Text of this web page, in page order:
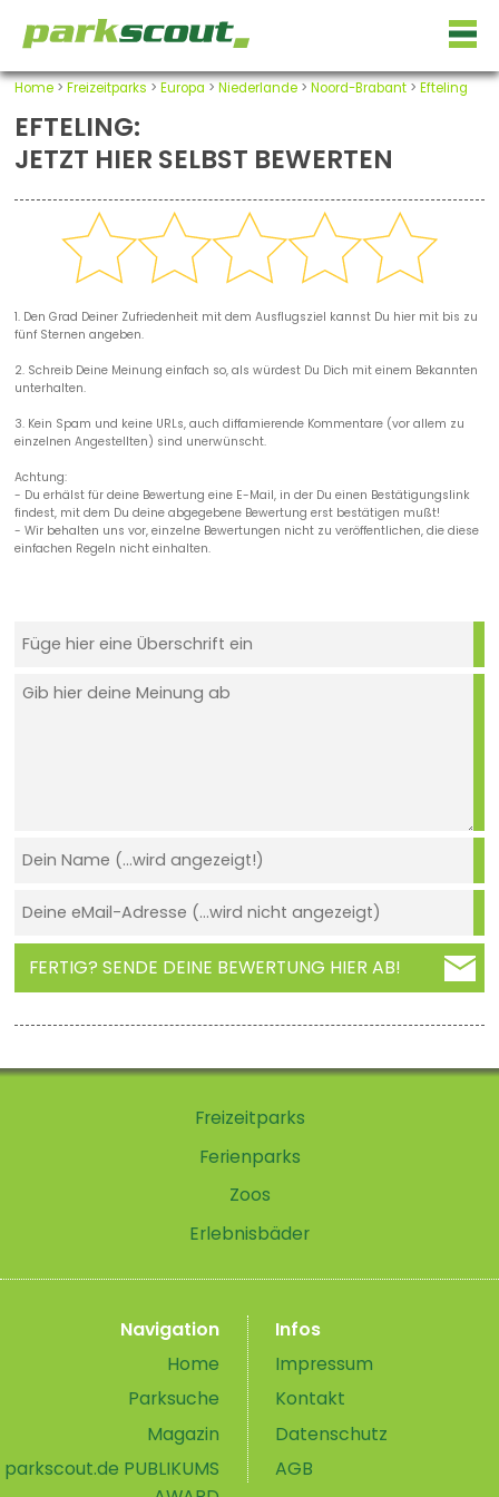
Home> Freizeitparks > Europa > Niederlande> Noord-Brabant> Efteling
EFTELING:
JETZT HIER SELBST BEWERTEN
1. Den Grad Deiner Zufriedenheit mit dem Ausflugsziel kannst Du hier mit bis zu
fünf Sternen angeben.
2. Schreib Deine Meinung einfach so, als würdest Du Dich mit einem Bekannten
unterhalten.
3. Kein Spam und keine URLs, auch diffamierende Kommentare (vor allem zu
einzelnen Angestellten) sind unerwünscht.
Achtung:
- Du erhälst für deine Bewertung eine E-Mail, in der Du einen Bestätigungslink
findest, mit dem Du deine abgegebene Bewertung erst bestätigen mußt!
- Wir behalten uns vor, einzelne Bewertungen nicht zu veröffentlichen, die diese
einfachen Regeln nicht einhalten.
FERTIG? SENDE DEINE BEWERTUNG HIER AB!
Freizeitparks
Ferienparks
Zoos
Erlebnisbäder
Navigation
Home
Parksuche
Magazin
parkscout.de PUBLIKUMS
Infos
Impressum
Kontakt
Datenschutz
AGB